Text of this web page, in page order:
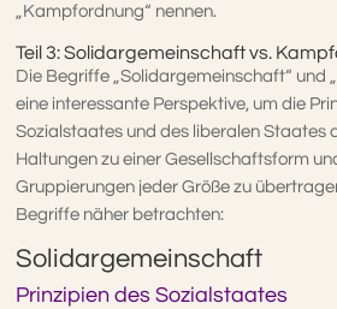
„Kampfordnung“ nennen.
Teil 3: Solidargemeinschaft vs.
Die Begriffe „Solidargemeinschaft“ und
eine interessante Perspektive, um die
Sozialstaates und des liberalen Staates
Haltungen zu einer Gesellschaftsform
Gruppierungen jeder Größe zu
Begriffe näher betrachten:
Solidargemeinschaft
Prinzipien des Sozialstaates